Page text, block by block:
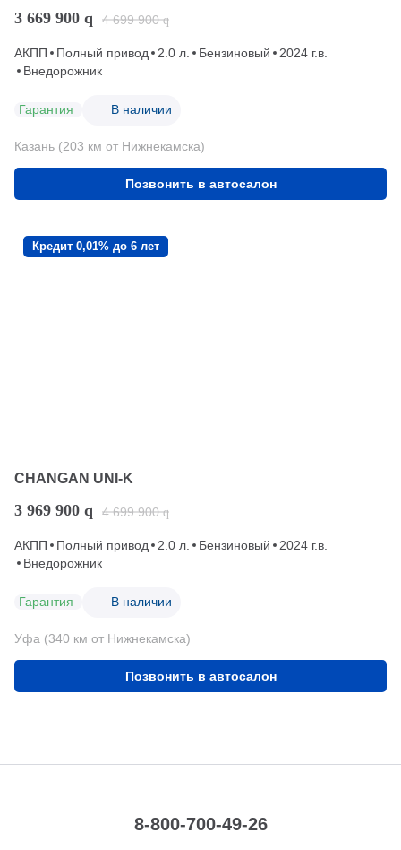
3 669 900 q 4 699 900 q
АКПП Полный привод 2.0 л. Бензиновый
2024 г.в.
Внедорожник
Гарантия В наличии
Казань (203 км от Нижнекамска)
Позвонить в автосалон
Кредит 0,01% до 6 лет
CHANGAN UNI-K
3 969 900 q 4 699 900 q
АКПП Полный привод 2.0 л. Бензиновый
2024 г.в.
Внедорожник
Гарантия В наличии
Уфа (340 км от Нижнекамска)
Позвонить в автосалон
8-800-700-49-26